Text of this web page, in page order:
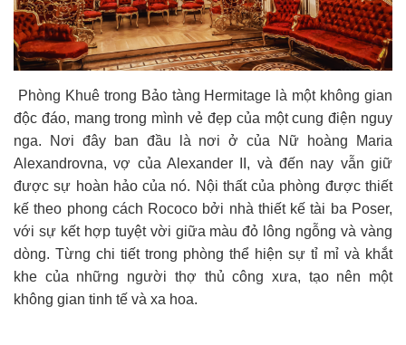
Phòng Khuê trong Bảo tàng Hermitage là một không gian
độc đáo, mang trong mình vẻ đẹp của một cung điện nguy
nga. Nơi đây ban đầu là nơi ở của Nữ hoàng Maria
Alexandrovna, vợ của Alexander II, và đến nay vẫn giữ
được sự hoàn hảo của nó. Nội thất của phòng được thiết
kế theo phong cách Rococo bởi nhà thiết kế tài ba Poser,
với sự kết hợp tuyệt vời giữa màu đỏ lông ngỗng và vàng
dòng. Từng chi tiết trong phòng thể hiện sự tỉ mỉ và khắt
khe của những người thợ thủ công xưa, tạo nên một
không gian tinh tế và xa hoa.